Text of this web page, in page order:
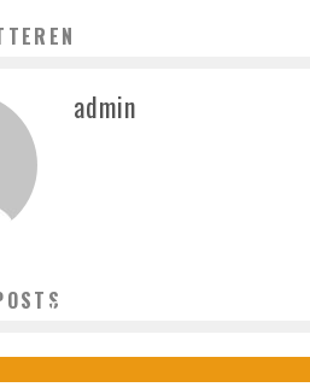
admin
FOR DINE KUNDER